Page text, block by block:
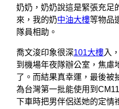
奶奶，奶奶說這是緊張充足
來，我的奶中油大樓等物品
隊員相助。
喬文浚印象很深101大樓入
到機場年夜隊辦公室，焦慮
了。而結果真幸運，最後被
為台灣第一批能使用到
下車時把男伴侶送她的定情